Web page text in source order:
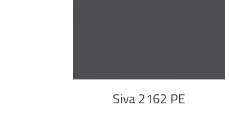
Siva 2162 PE